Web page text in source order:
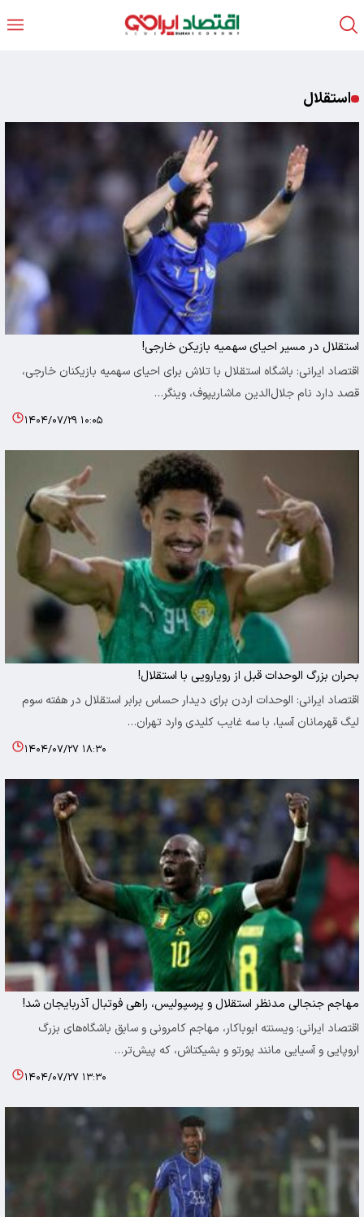
استقلال
استقلال در مسیر احیای سهمیه‌ بازیکن خارجی!
اقتصاد ایرانی: باشگاه استقلال با تلاش برای احیای سهمیه بازیکنان خارجی،
قصد دارد نام جلال‌الدین ماشاریپوف، وینگر…
۱۴۰۴/۰۷/۲۹ ۱۰:۰۵
بحران بزرگ الوحدات قبل از رویارویی با استقلال!
اقتصاد ایرانی: الوحدات اردن برای دیدار حساس برابر استقلال در هفته سوم
لیگ قهرمانان آسیا، با سه غایب کلیدی وارد تهران…
۱۴۰۴/۰۷/۲۷ ۱۸:۳۰
مهاجم جنجالی مدنظر استقلال و پرسپولیس، راهی فوتبال آذربایجان شد!
اقتصاد ایرانی: ویسنته ابوباکار، مهاجم کامرونی و سابق باشگاه‌های بزرگ
اروپایی و آسیایی مانند پورتو و بشیکتاش، که پیش‌تر…
۱۴۰۴/۰۷/۲۷ ۱۳:۳۰